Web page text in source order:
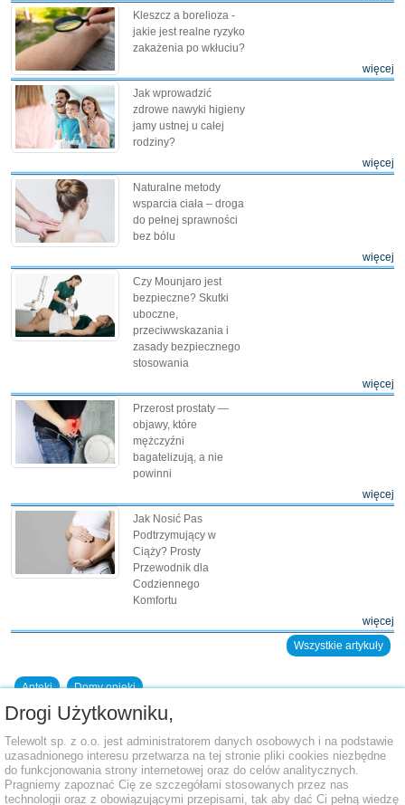
Kleszcz a borelioza -
jakie jest realne ryzyko
zakażenia po wkłuciu?
więcej
Jak wprowadzić
zdrowe nawyki higieny
jamy ustnej u całej
rodziny?
więcej
Naturalne metody
wsparcia ciała – droga
do pełnej sprawności
bez bólu
więcej
Czy Mounjaro jest
bezpieczne? Skutki
uboczne,
przeciwwskazania i
zasady bezpiecznego
stosowania
więcej
Przerost prostaty —
objawy, które
mężczyźni
bagatelizują, a nie
powinni
więcej
Jak Nosić Pas
Podtrzymujący w
Ciąży? Prosty
Przewodnik dla
Codziennego
Komfortu
więcej
Wszystkie artykuły
Apteki Domy opieki
Dodaj placówkę do bazy
Drogi Użytkowniku,
Telewolt sp. z o.o. jest administratorem danych osobowych i na podstawie
uzasadnionego interesu przetwarza na tej stronie pliki cookies niezbędne
do funkcjonowania strony internetowej oraz do celów analitycznych.
Pragniemy zapoznać Cię ze szczegółami stosowanych przez nas
technologii oraz z obowiązującymi przepisami, tak aby dać Ci pełną wiedzę